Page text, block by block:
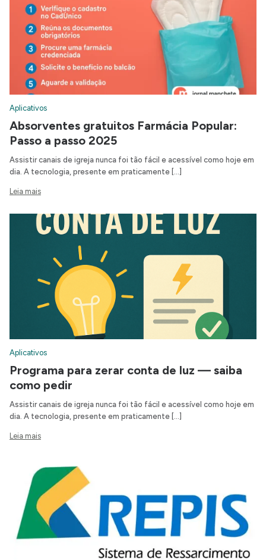
Aplicativos
Absorventes gratuitos Farmácia Popular:
Passo a passo 2025
Assistir canais de igreja nunca foi tão fácil e acessível como hoje em
dia. A tecnologia, presente em praticamente […]
Leia mais
Aplicativos
Programa para zerar conta de luz — saiba
como pedir
Assistir canais de igreja nunca foi tão fácil e acessível como hoje em
dia. A tecnologia, presente em praticamente […]
Leia mais